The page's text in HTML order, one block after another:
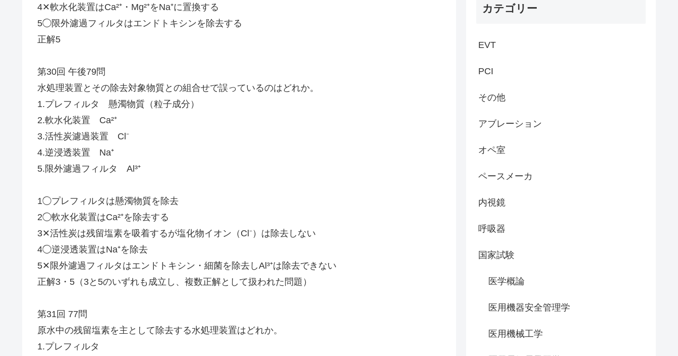
4✕軟水化装置はCa²⁺・Mg²⁺をNa⁺に置換する
5◯限外濾過フィルタはエンドトキシンを除去する
正解5
第30回 午後79問
水処理装置とその除去対象物質との組合せで誤っているのはどれか。
1.プレフィルタ 懸濁物質（粒子成分）
2.軟水化装置 Ca²⁺
3.活性炭濾過装置 Cl⁻
4.逆浸透装置 Na⁺
5.限外濾過フィルタ Al³⁺
1◯プレフィルタは懸濁物質を除去
2◯軟水化装置はCa²⁺を除去する
3✕活性炭は残留塩素を吸着するが塩化物イオン（Cl⁻）は除去しない
4◯逆浸透装置はNa⁺を除去
5✕限外濾過フィルタはエンドトキシン・細菌を除去しAl³⁺は除去できない
正解3・5（3と5のいずれも成立し、複数正解として扱われた問題）
第31回 77問
原水中の残留塩素を主として除去する水処理装置はどれか。
1.プレフィルタ
カテゴリー
EVT
PCI
その他
アブレーション
オペ室
ペースメーカ
内視鏡
呼吸器
国家試験
医学概論
医用機器安全管理学
医用機械工学